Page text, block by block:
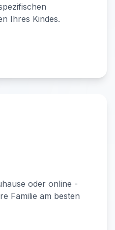
Ihres Kindes.
oder online -
Familie am besten